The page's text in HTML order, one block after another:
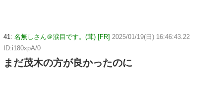
41: 名無しさん＠涙目です。(茸) [FR] 2025/01/19(日) 16:46:43.22
ID:i180xpA/0
まだ茂木の方が良かったのに